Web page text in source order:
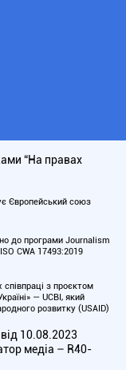
“На правах
Європейський союз
до програми Journalism
CWA 17493:2019
з проєктом
— UCBI, який
розвитку (USAID)
10.08.2023
медіа – R40-